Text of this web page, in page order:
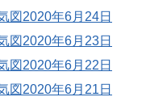
図2020年6月24日
図2020年6月23日
図2020年6月22日
図2020年6月21日